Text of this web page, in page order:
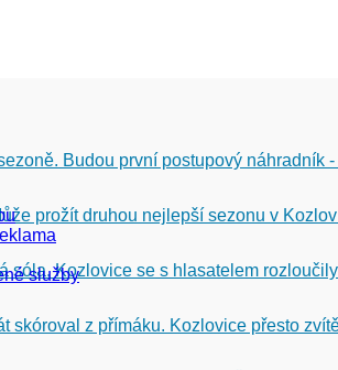
Budou první postupový náhradník
prožít druhou nejlepší sezonu v
sóla. Kozlovice se s hlasatelem
skóroval z přímáku. Kozlovice přesto
služby